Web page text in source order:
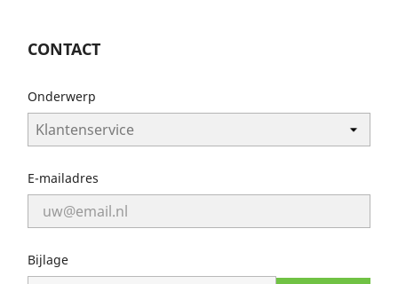
CONTACT
Onderwerp
E-mailadres
Bijlage